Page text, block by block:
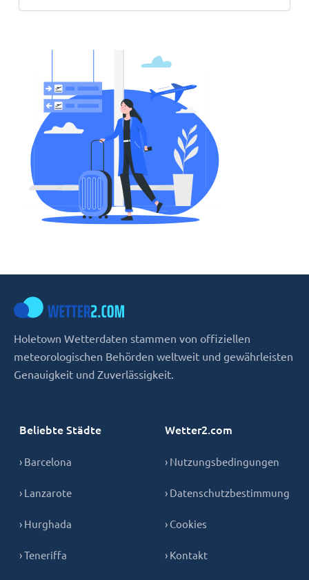
Holetown Wetterdaten stammen von offiziellen
meteorologischen Behörden weltweit und gewährleisten
Genauigkeit und Zuverlässigkeit.
Beliebte Städte
› Barcelona
› Lanzarote
› Hurghada
› Teneriffa
Wetter2.com
› Nutzungsbedingungen
› Datenschutzbestimmung
› Cookies
› Kontakt